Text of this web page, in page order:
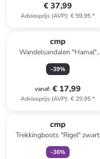
€ 37,99
Adviesprijs (AVP): € 59,95*
cmp
Wandelsandalen "Hamal"
blauw
-39%
vanaf: € 17,99
Adviesprijs (AVP): € 29,95*
cmp
Trekkingboots "Rigel" zwart
-36%